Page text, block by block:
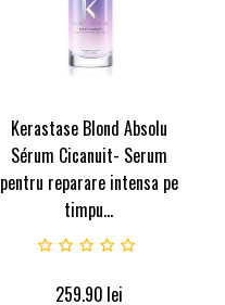
Kerastase Blond Absolu
Sérum Cicanuit- Serum
pentru reparare intensa pe
timpu...
259.90 lei